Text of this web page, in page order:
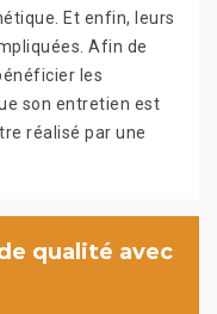
Et enfin, leurs
Afin de
les
son entretien est
réalisé par une
qualité avec